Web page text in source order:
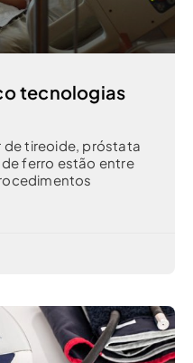
tecnologias
de tireoide, próstata
ferro estão entre